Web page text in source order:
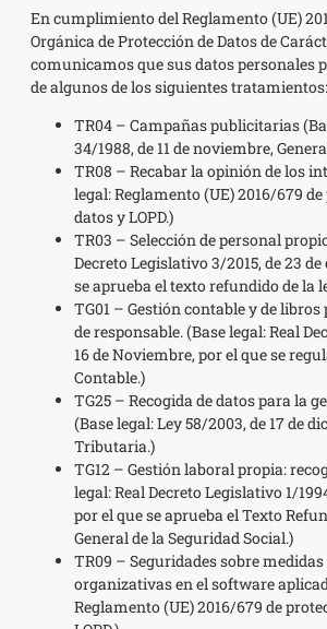
En cumplimiento del Reglamento (UE)
Orgánica de Protección de Datos de
comunicamos que sus datos personales
de algunos de los siguientes tratamientos:
TR04 – Campañas publicitarias
34/1988, de 11 de noviembre,
TR08 – Recabar la opinión de los
legal: Reglamento (UE) 2016/679
datos y LOPD.)
TR03 – Selección de personal
Decreto Legislativo 3/2015, de 23
se aprueba el texto refundido de la
TG01 – Gestión contable y de
de responsable. (Base legal: Real
16 de Noviembre, por el que se
Contable.)
TG25 – Recogida de datos para la
(Base legal: Ley 58/2003, de 17 de
Tributaria.)
TG12 – Gestión laboral propia:
legal: Real Decreto Legislativo 1/
por el que se aprueba el Texto
General de la Seguridad Social.)
TR09 – Seguridades sobre
organizativas en el software
Reglamento (UE) 2016/679 de